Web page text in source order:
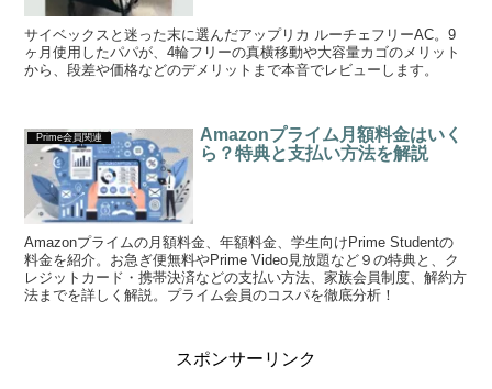
サイベックスと迷った末に選んだアップリカ ルーチェフリーAC。9
ヶ月使用したパパが、4輪フリーの真横移動や大容量カゴのメリット
から、段差や価格などのデメリットまで本音でレビューします。
Prime会員関連
Amazonプライム月額料金はいく
ら？特典と支払い方法を解説
Amazonプライムの月額料金、年額料金、学生向けPrime Studentの
料金を紹介。お急ぎ便無料やPrime Video見放題など９の特典と、ク
レジットカード・携帯決済などの支払い方法、家族会員制度、解約方
法までを詳しく解説。プライム会員のコスパを徹底分析！
スポンサーリンク